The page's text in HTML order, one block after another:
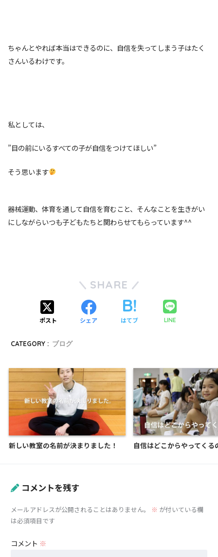
ちゃんとやれば本当はできるのに、自信を失ってしまう子はたく
さんいるわけです。
私としては、
”目の前にいるすべての子が自信をつけてほしい”
そう思います
器械運動、体育を通して自信を育むこと、そんなことを生きがい
にしながらいつも子どもたちと関わらせてもらっています^^
SHARE
ポスト シェア はてブ LINE
CATEGORY : ブログ
新しい教室の名前が決まりました！ 自信はどこからやってくる
コメントを残す
メールアドレスが公開されることはありません。 ※ が付いている欄
は必須項目です
コメント ※